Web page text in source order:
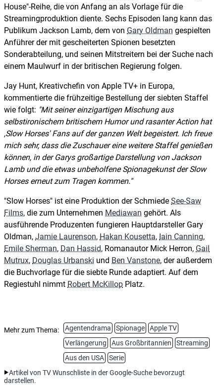
House"-Reihe, die von Anfang an als Vorlage für die
Streamingproduktion diente. Sechs Episoden lang kann das
Publikum Jackson Lamb, dem von Gary Oldman gespielten
Anführer der mit gescheiterten Spionen besetzten
Sonderabteilung, und seinen Mitstreitern bei der Suche nach
einem Maulwurf in der britischen Regierung folgen.
Jay Hunt, Kreativchefin von Apple TV+ in Europa,
kommentierte die frühzeitige Bestellung der siebten Staffel
wie folgt: "Mit seiner einzigartigen Mischung aus
selbstironischem britischem Humor und rasanter Action hat
,Slow Horses' Fans auf der ganzen Welt begeistert. Ich freue
mich sehr, dass die Zuschauer eine weitere Staffel genießen
können, in der Garys großartige Darstellung von Jackson
Lamb und die etwas unbeholfene Spionagekunst der Slow
Horses erneut zum Tragen kommen."
"Slow Horses" ist eine Produktion der Schmiede See-Saw
Films, die zum Unternehmen Mediawan gehört. Als
ausführende Produzenten fungieren Hauptdarsteller Gary
Oldman, Jamie Laurenson, Hakan Kousetta, Iain Canning,
Emile Sherman, Dan Hassid, Romanautor Mick Herron, Gail
Mutrux, Douglas Urbanski und Ben Vanstone, der außerdem
die Buchvorlage für die siebte Runde adaptiert. Auf dem
Regiestuhl nimmt Robert McKillop Platz.
Mehr zum Thema: Agentendrama Spionage
Apple TV
Verlängerung
Aus Großbritannien
Streaming
Aus den USA
Serie
Artikel von TV Wunschliste in der Google-Suche bevorzugt
darstellen.